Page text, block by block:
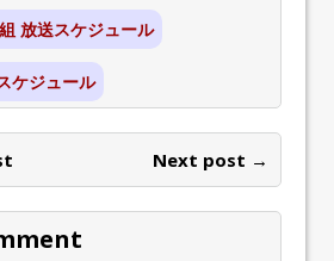
放送スケジュール
ケジュール
Next post →